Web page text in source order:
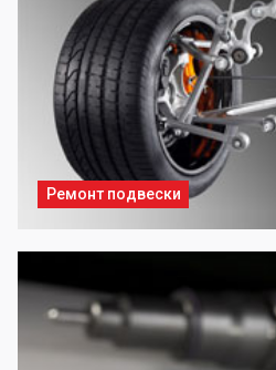
Ремонт подвески